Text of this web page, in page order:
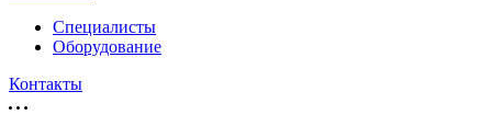
Специалисты
Оборудование
Контакты